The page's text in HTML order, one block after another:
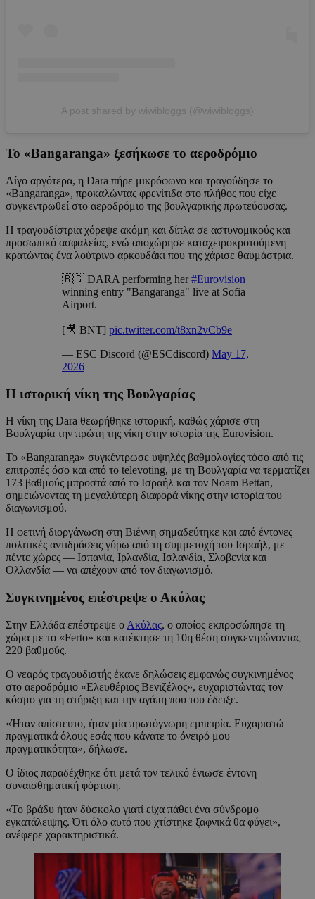
A post shared by wiwibloggs (@wiwibloggs)
Το «Bangaranga» ξεσήκωσε το αεροδρόμιο
Λίγο αργότερα, η Dara πήρε μικρόφωνο και τραγούδησε το
«Bangaranga», προκαλώντας φρενίτιδα στο πλήθος που είχε
συγκεντρωθεί στο αεροδρόμιο της βουλγαρικής πρωτεύουσας.
Η τραγουδίστρια χόρεψε ακόμη και δίπλα σε αστυνομικούς και
προσωπικό ασφαλείας, ενώ αποχώρησε καταχειροκροτούμενη
κρατώντας ένα λούτρινο αρκουδάκι που της χάρισε θαυμάστρια.
🇧🇬 DARA performing her#Eurovision
winning entry "Bangaranga" live at Sofia
Airport.
[🎥 BNT] pic.twitter.com/t8xn2vCb9e
— ESC Discord (@ESCdiscord) May 17,
2026
Η ιστορική νίκη της Βουλγαρίας
Η νίκη της Dara θεωρήθηκε ιστορική, καθώς χάρισε στη
Βουλγαρία την πρώτη της νίκη στην ιστορία της Eurovision.
Το «Bangaranga» συγκέντρωσε υψηλές βαθμολογίες τόσο από τις
επιτροπές όσο και από το televoting, με τη Βουλγαρία να τερματίζει
173 βαθμούς μπροστά από το Ισραήλ και τον Noam Bettan,
σημειώνοντας τη μεγαλύτερη διαφορά νίκης στην ιστορία του
διαγωνισμού.
Η φετινή διοργάνωση στη Βιέννη σημαδεύτηκε και από έντονες
πολιτικές αντιδράσεις γύρω από τη συμμετοχή του Ισραήλ, με
πέντε χώρες — Ισπανία, Ιρλανδία, Ισλανδία, Σλοβενία και
Ολλανδία — να απέχουν από τον διαγωνισμό.
Συγκινημένος επέστρεψε ο Ακύλας
Στην Ελλάδα επέστρεψε ο Ακύλας, ο οποίος εκπροσώπησε τη
χώρα με το «Ferto» και κατέκτησε τη 10η θέση συγκεντρώνοντας
220 βαθμούς.
Ο νεαρός τραγουδιστής έκανε δηλώσεις εμφανώς συγκινημένος
στο αεροδρόμιο «Ελευθέριος Βενιζέλος», ευχαριστώντας τον
κόσμο για τη στήριξη και την αγάπη που του έδειξε.
«Ήταν απίστευτο, ήταν μία πρωτόγνωρη εμπειρία. Ευχαριστώ
πραγματικά όλους εσάς που κάνατε το όνειρό μου
πραγματικότητα», δήλωσε.
Ο ίδιος παραδέχθηκε ότι μετά τον τελικό ένιωσε έντονη
συναισθηματική φόρτιση.
«Το βράδυ ήταν δύσκολο γιατί είχα πάθει ένα σύνδρομο
εγκατάλειψης. Ότι όλο αυτό που χτίστηκε ξαφνικά θα φύγει»,
ανέφερε χαρακτηριστικά.